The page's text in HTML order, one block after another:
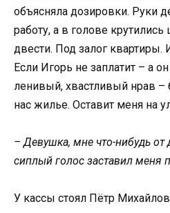
объясняла дозировки. Руки
работу, а в голове
двести. Под залог квартиры.
Если Игорь не заплатит – а
ленивый, хвастливый нрав –
нас жилье. Оставит меня на
– Девушка, мне что-нибудь от
сиплый голос заставил меня
У кассы стоял Пётр